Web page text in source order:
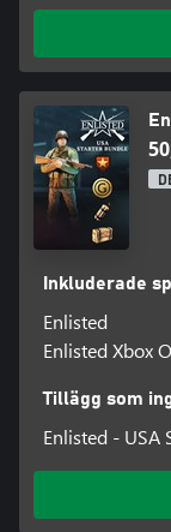
Inkluderade
Enlisted
Enlisted Xbox
Tillägg som
Enlisted - USA